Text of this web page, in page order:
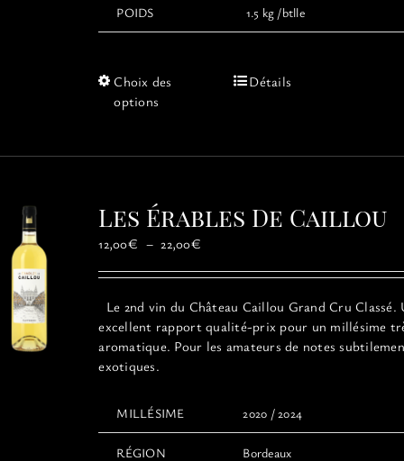
POIDS 1.5 kg /btlle
Choix des
options
Ce
variations.
peuvent
sur
page
du
produit
Détails
Les Érables De Caillou
12,00€ – 22,00€Plage
prix :
12,00€
à
22,00€
Le 2nd vin du Château Caillou Grand Cru Classé.
excellent rapport qualité-prix pour un millésime
aromatique. Pour les amateurs de notes
exotiques.
MILLÉSIME 2020 / 2024
RÉGION Bordeaux